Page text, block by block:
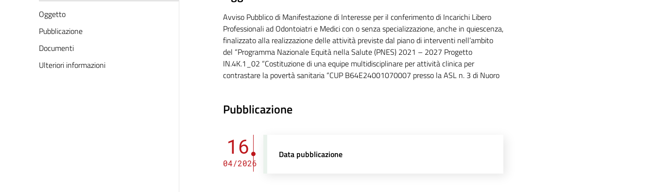
Oggetto
Pubblicazione
Documenti
Ulteriori informazioni
Avviso Pubblico di Manifestazione di Interesse per il conferimento di Incarichi Libero
Professionali ad Odontoiatri e Medici con o senza specializzazione, anche in quiescenza,
finalizzato alla realizzazione delle attività previste dal piano di interventi nell’ambito
del “Programma Nazionale Equità nella Salute (PNES) 2021 – 2027 Progetto
IN.4K.1_02 “Costituzione di una equipe multidisciplinare per attività clinica per
contrastare la povertà sanitaria “CUP B64E24001070007 presso la ASL n. 3 di Nuoro
Pubblicazione
16
04/2026
Data pubblicazione